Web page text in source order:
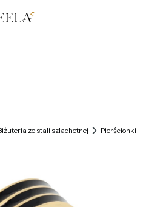
0. Zobacz szczegóły
ze stali szlachetnej Pierścionki